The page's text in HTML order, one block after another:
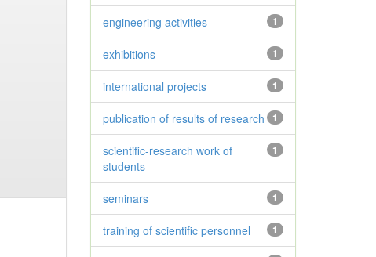
1
engineering activities
1
exhibitions
1
international projects
1
publication of results of research
1
scientific-research work of
students
1
seminars
1
training of scientific personnel